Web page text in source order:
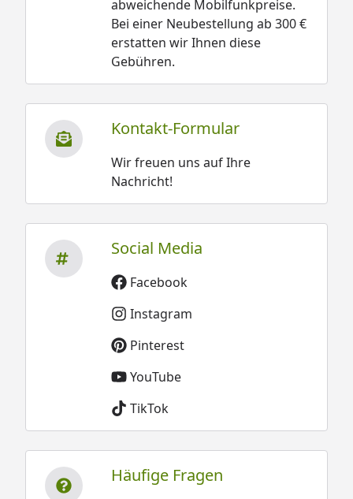
abweichende Mobilfunkpreise.
Bei einer Neubestellung ab 300 €
erstatten wir Ihnen diese
Gebühren.
Kontakt-Formular
Wir freuen uns auf Ihre
Nachricht!
Social Media
Facebook
Instagram
Pinterest
YouTube
TikTok
Häufige Fragen